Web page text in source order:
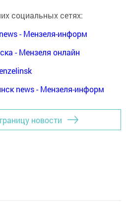
социальных сетях:
- Мензеля-информ
- Мензеля онлайн
news - Мензеля-информ
новости